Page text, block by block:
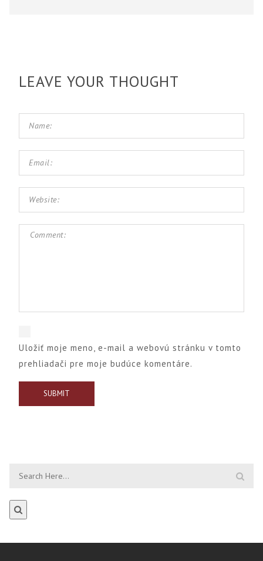
LEAVE YOUR THOUGHT
Uložiť moje meno, e-mail a webovú stránku v tomto
prehliadači pre moje budúce komentáre.